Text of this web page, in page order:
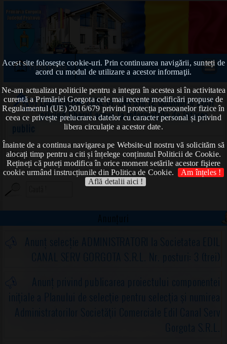
Acest site foloseşte cookie-uri. Prin continuarea navigării, sunteți de
acord cu modul de utilizare a acestor informaţii.
Ne-am actualizat politicile pentru a integra în acestea si în activitatea
curentă a Primăriei Gorgota cele mai recente modificări propuse de
Regulamentul (UE) 2016/679 privind protecția persoanelor fizice în
ceea ce privește prelucrarea datelor cu caracter personal și privind
libera circulație a acestor date.
Înainte de a continua navigarea pe Website-ul nostru vă solicităm să
alocați timp pentru a citi și înțelege conținutul Politicii de Cookie.
Rețineți că puteți modifica în orice moment setările acestor fişiere
cookie urmând instrucțiunile din Politica de Cookie.
Am înțeles !
Află detalii aici !
Prima pagină
Legislație➠ LEGE nr. 544 din 12 octombrie 2001
privind liberul acces la informaţiile de interes
Aici !
Anunțuri
Anunț selecție ADMINISTRATORI la Societatea EDIL
CANAL SERV GORGOTA S.R.L. Nr. posturi: 3 (trei)
Anunț privind publicarea proiectului componentei
iniţiale a Planului de selecţie pentru selecţia şi numirea
Administratorilor Societăţii Comerciale Edil Canal Serv
Gorgota S.R.L.